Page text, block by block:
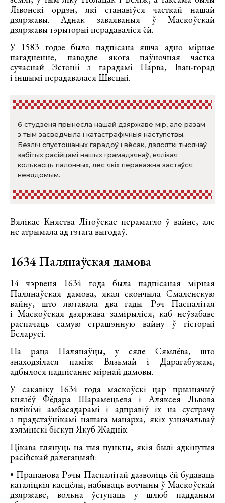
Лівонскі ордэн, які станавіўся часткай нашай
дзяржавы. Аднак заваяваныя ў Маскоўскай
дзяржавы тэрыторыі перадаваліся ёй.
У 1583 годзе было падпісана яшчэ адно мірнае
пагадненне, паводле якога паўночная частка
сучаснай Эстоніі з гарадамі Нарва, Іван-горад
і іншымі перадавалася Швецыі.
6 студзеня прынесла нашай дзяржаве мір, але разам
з тым засведчыла і катастрафічныя наступствы.
Безліч спустошаных гарадоў і вёсак, дзясяткі тысячаў
забітых расійцамі нашых грамадзянаў, вялікая
колькасць палонных, лёс якіх пераважна застаўся
невядомым.
Вялікае Княства Літоўскае перамагло ў вайне, але
не атрымала ад гэтага выгодаў.
1634 Палянаўская дамова
14 чэрвеня 1634 года была падпісаная мірная
Палянаўская дамова, якая скончыла Смаленскую
вайну, што лютавала два гады. Рэч Паспалітая
і Маскоўская дзяржава замірыліся, каб неўзабаве
распачаць самую страшэнную вайну ў гісторыі
Беларусі.
На рацэ Палянаўцы, у сяле Сямлёва, што
знаходзілася паміж Вязьмай і Дарагабужам,
адбылося падпісанне мірнай дамовы.
У сакавіку 1634 года маскоўскі цар прызначыў
князёў Фёдара Шарамецьева і Аляксея Львова
вялікімі амбасадарамі і адправіў іх на сустрэчу
з прадстаўнікамі нашага манарха, якіх узначальваў
хэлмінскі біскуп Якуб Жаднік.
Цікава глянуць на тыя пункты, якія былі адкінутыя
расійскай дэлегацыяй:
• Прапанова Рэчы Паспалітай дазволіць ёй будаваць
каталіцкія касцёлы, набываць вотчыны ў Маскоўскай
дзяржаве, вольна ўступаць у шлюб падданым